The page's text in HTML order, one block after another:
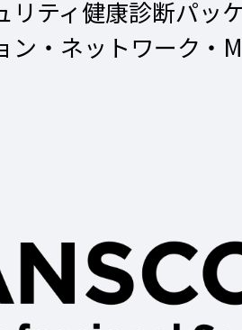
ティ健康診断パッ
・ネットワーク・